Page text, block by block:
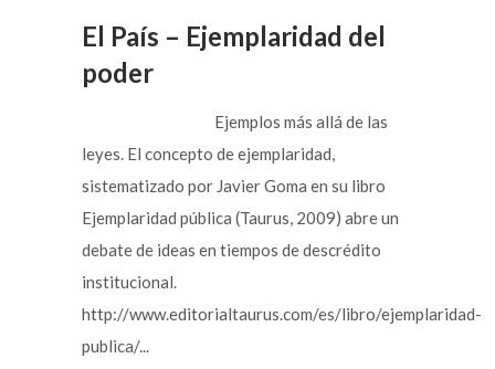
El País – Ejemplaridad del
poder
Ejemplos más allá de las
leyes. El concepto de ejemplaridad,
sistematizado por Javier Goma en su libro
Ejemplaridad pública (Taurus, 2009) abre un
debate de ideas en tiempos de descrédito
institucional.
http://www.editorialtaurus.com/es/libro/ejemplaridad-
publica/...